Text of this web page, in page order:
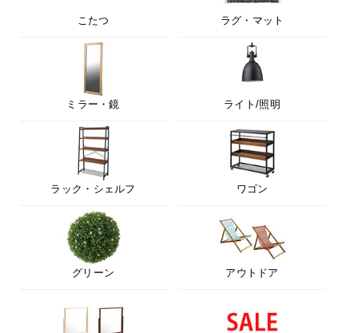
こたつ ラグ・マット
ミラー・鏡 ライト/照明
ラック・シェルフ ワゴン
グリーン アウトドア